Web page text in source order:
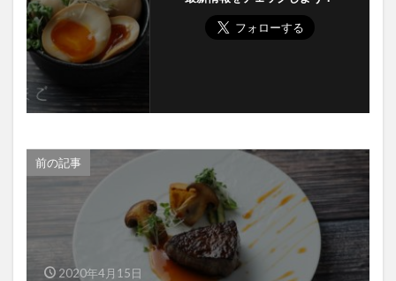
前の記事
2020年4月15日